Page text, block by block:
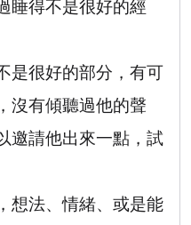
睡得不是很好的經
是很好的部分，有可
沒有傾聽過他的聲
邀請他出來一點，試
想法、情緒、或是能